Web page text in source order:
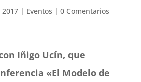
2017| Eventos | 0 Comentarios
Iñigo Ucín, que
«El Modelo de